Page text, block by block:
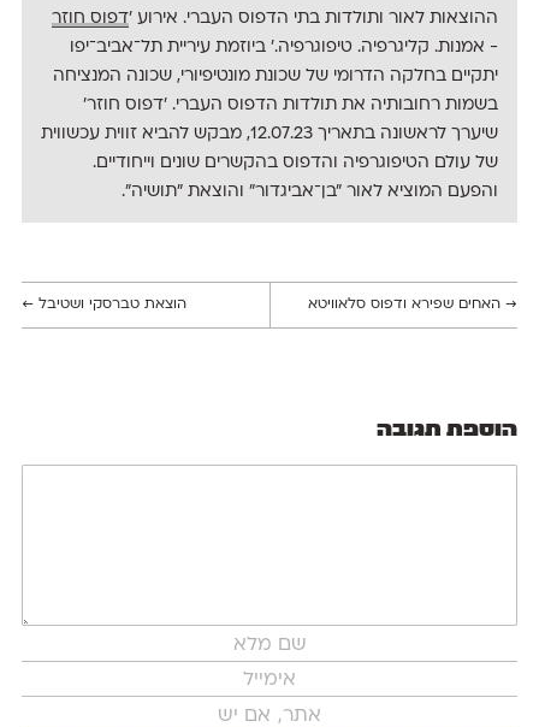
ההוצאות לאור ותולדות בתי הדפוס העברי. אירוע ׳דפוס חוזר
- אמנות. קליגרפיה. טיפוגרפיה.׳ ביוזמת עיריית תל־אביב־יפו
יתקיים בחלקה הדרומי של שכונת מונטיפיורי, שכונה המנציחה
בשמות רחובותיה את תולדות הדפוס העברי. ׳דפוס חוזר׳
שיערך לראשונה בתאריך 12.07.23, מבקש להביא זווית עכשווית
של עולם הטיפוגרפיה והדפוס בהקשרים שונים וייחודיים.
והפעם המוציא לאור "בן־אביגדור" והוצאת ״תושיה״.
→האחים שפירא ודפוס סלאוויטא הוצאת טברסקי ושטיבל←
הוספת תגובה